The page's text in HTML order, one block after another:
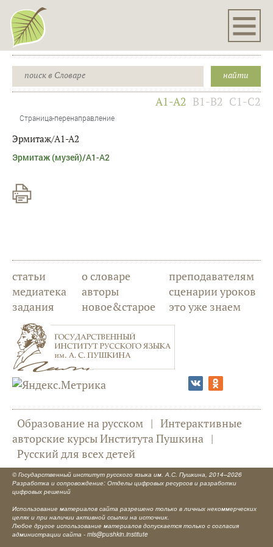
A1-A2 B1-B2 C1-C2
Страница-перенаправление
Эрмитаж/A1-A2
Перенаправление на:
Эрмитаж (музей)/A1-A2
статьи
медиатека
задания
о словаре
авторы
новое&старое
преподавателям
сценарии уроков
это уже знаем
Образование на русском | Интерактивные
авторские курсы Института Пушкина |
Русский для всех детей
© Государственный институт русского языка им. А.С. Пушкина, 2014–2026
Разработка и сопровождение: Отделы цифровых ресурсов и разработки
цифровых решений
Использование материалов сайта разрешено только в личных некоммерческих
целях и при наличии активной ссылки на источник.
Любое другое использование материалов допускается только с согласия
администрации сайта - mls@pushkin.institute